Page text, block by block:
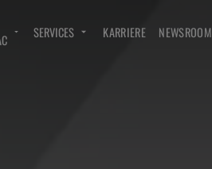
SERVICES KARRIERE NEWSROOM